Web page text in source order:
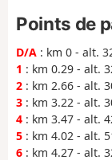
Points de
D/A : km 0 - alt.
1 : km 0.29 - alt.
2 : km 2.66 - alt.
3 : km 3.22 - alt.
4 : km 3.47 - alt.
5 : km 4.02 - alt.
6 : km 4.27 - alt.